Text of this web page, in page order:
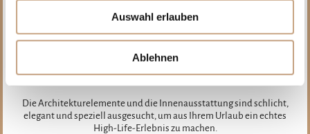
Auswahl erlauben
Ablehnen
Ein echtes High-Life-Erlebnis
Die Architekturelemente und die Innenausstattung sind schlicht,
elegant und speziell ausgesucht, um aus Ihrem Urlaub ein echtes
High-Life-Erlebnis zu machen.